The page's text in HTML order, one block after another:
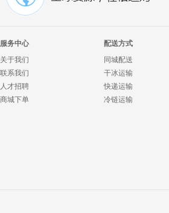
服务中心
关于我们
联系我们
人才招聘
商城下单
配送方式
同城配送
干冰运输
快递运输
冷链运输